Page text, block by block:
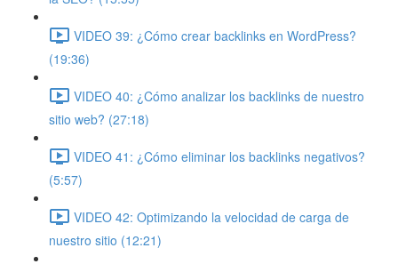
VIDEO 39: ¿Cómo crear backlinks en WordPress?
(19:36)
VIDEO 40: ¿Cómo analizar los backlinks de nuestro
sitio web? (27:18)
VIDEO 41: ¿Cómo eliminar los backlinks negativos?
(5:57)
VIDEO 42: Optimizando la velocidad de carga de
nuestro sitio (12:21)